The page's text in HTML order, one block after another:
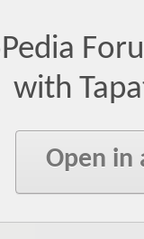
with
Open in